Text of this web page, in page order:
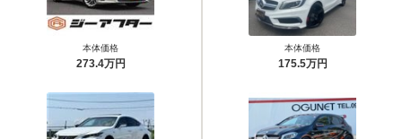
本体価格
273.4万円
本体価格
175.5万円